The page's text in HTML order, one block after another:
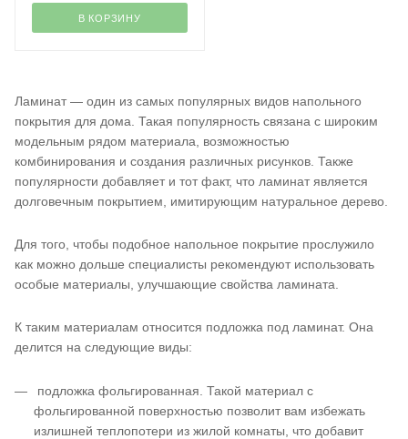
В КОРЗИНУ
Ламинат — один из самых популярных видов напольного
покрытия для дома. Такая популярность связана с широким
модельным рядом материала, возможностью
комбинирования и создания различных рисунков. Также
популярности добавляет и тот факт, что ламинат является
долговечным покрытием, имитирующим натуральное дерево.
Для того, чтобы подобное напольное покрытие прослужило
как можно дольше специалисты рекомендуют использовать
особые материалы, улучшающие свойства ламината.
К таким материалам относится подложка под ламинат. Она
делится на следующие виды:
подложка фольгированная. Такой материал с
фольгированной поверхностью позволит вам избежать
излишней теплопотери из жилой комнаты, что добавит